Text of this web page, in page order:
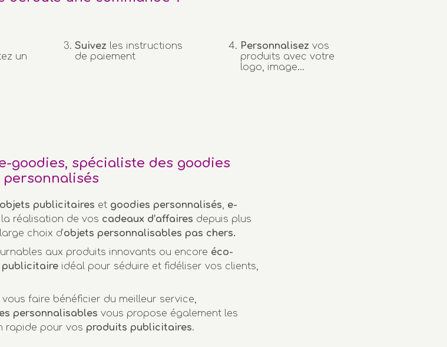
un
Suivez les instructions
de paiement
Personnalisez vos
produits avec votre
logo, image...
goodies, spécialiste des goodies
personnalisés
objets publicitaires et goodies personnalisés, e-
réalisation de vos cadeaux d’affaires depuis plus
choix d’objets personnalisables pas chers.
aux produits innovants ou encore éco-
publicitaire idéal pour séduire et fidéliser vos clients,
faire bénéficier du meilleur service,
personnalisables vous propose également les
rapide pour vos produits publicitaires.